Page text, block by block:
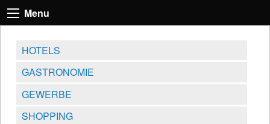
Menu
HOTELS
GASTRONOMIE
GEWERBE
SHOPPING